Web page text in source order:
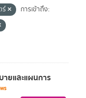
ร์
การเข้าถึง:
ยและแผนการ